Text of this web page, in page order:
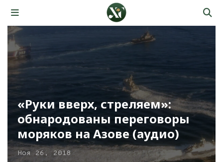
«Руки вверх, стреляем»:
обнародованы переговоры
моряков на Азове (аудио)
Ноя 26, 2018